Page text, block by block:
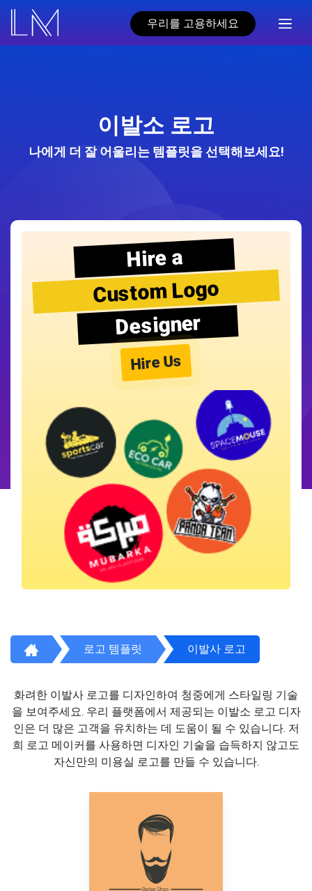
우리를 고용하세요
이발소 로고
나에게 더 잘 어울리는 템플릿을 선택해보세요!
Hire a
Custom Logo
Designer
Hire Us
로고 템플릿 이발사 로고
화려한 이발사 로고를 디자인하여 청중에게 스타일링 기술
을 보여주세요. 우리 플랫폼에서 제공되는 이발소 로고 디자
인은 더 많은 고객을 유치하는 데 도움이 될 수 있습니다. 저
희 로고 메이커를 사용하면 디자인 기술을 습득하지 않고도
자신만의 미용실 로고를 만들 수 있습니다.